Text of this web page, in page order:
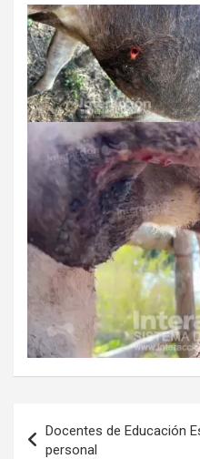
de
Docentes de Educación
personal